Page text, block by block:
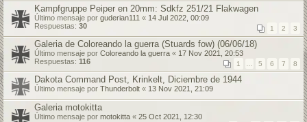
Kampfgruppe Peiper en 20mm: Sdkfz 251/21 Flakwagen
Último mensaje por guderian111 « 14 Jul 2022, 00:09
Respuestas: 30 1 2 3
Galeria de Coloreando la guerra (Stuards fow) (06/06/18)
Último mensaje por Coloreando la guerra « 17 Nov 2021, 20:53
Respuestas: 116 1 5 6 7 8
Dakota Command Post, Krinkelt, Diciembre de 1944
Último mensaje por Thunderbolt « 13 Nov 2021, 21:09
Galeria motokitta
Último mensaje por motokitta « 25 Oct 2021, 12:30